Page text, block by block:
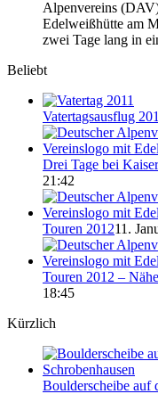
Alpenvereins
Edelweißhütte am
zwei Tage lang in
Beliebt
Vatertagsausflug
Drei Tage bei
21:42
Touren 201211.
Touren 2012 –
18:45
Kürzlich
Boulderscheibe auf